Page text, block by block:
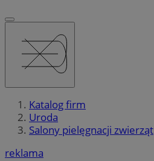
Katalog firm
Uroda
Salony pielęgnacji zwierząt
reklama